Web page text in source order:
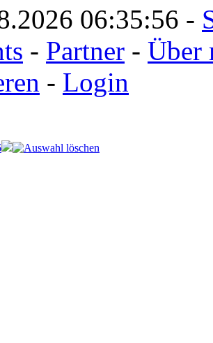
06:35:56 -
- Partner - Über
- Login